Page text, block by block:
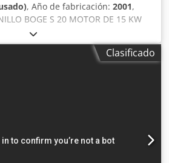
, Año de fabricación: 2001,
BOGE S 20 MOTOR DE 15 KW
PRESIÓN DE 10 BAR Dcedpfjgzv
2001 COMPRESOR EN
FUNCIONAMIENTO. PRECIO NETO:
Clasificado